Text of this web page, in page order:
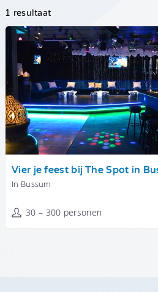
1 resultaat
Tonen
Vier je feest bij The Spot in
In Bussum
30 – 300 personen